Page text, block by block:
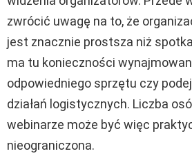
zwrócić uwagę na to, że
jest znacznie prostsza niż
ma tu konieczności
odpowiedniego sprzętu czy
działań logistycznych. Liczba
webinarze może być więc
nieograniczona.